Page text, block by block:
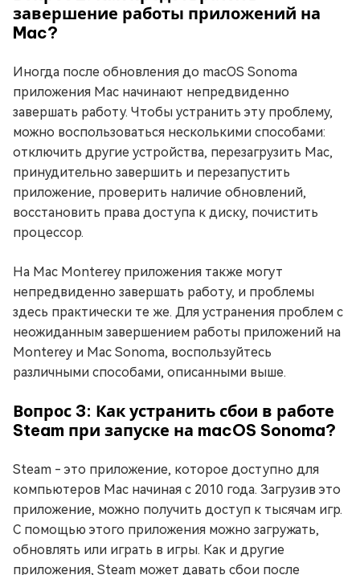
завершение работы приложений на
Mac?
Иногда после обновления до macOS Sonoma
приложения Mac начинают непредвиденно
завершать работу. Чтобы устранить эту проблему,
можно воспользоваться несколькими способами:
отключить другие устройства, перезагрузить Mac,
принудительно завершить и перезапустить
приложение, проверить наличие обновлений,
восстановить права доступа к диску, почистить
процессор.
На Mac Monterey приложения также могут
непредвиденно завершать работу, и проблемы
здесь практически те же. Для устранения проблем с
неожиданным завершением работы приложений на
Monterey и Mac Sonoma, воспользуйтесь
различными способами, описанными выше.
Вопрос 3: Как устранить сбои в работе
Steam при запуске на macOS Sonoma?
Steam - это приложение, которое доступно для
компьютеров Mac начиная с 2010 года. Загрузив это
приложение, можно получить доступ к тысячам игр.
С помощью этого приложения можно загружать,
обновлять или играть в игры. Как и другие
приложения, Steam может давать сбои после